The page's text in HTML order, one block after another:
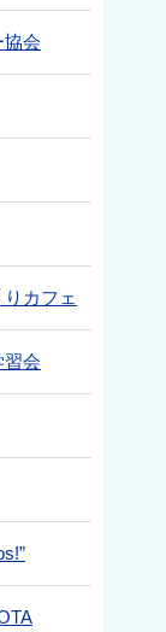
会
カフェ
習会